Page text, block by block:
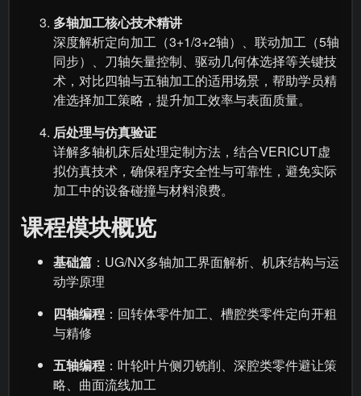
多轴加工核心技术精讲
深度解析定向加工（3+1/3+2轴）、联动加工（5轴
同步）、刀轴矢量控制、驱动几何体选择等关键技
术，对比四轴与五轴加工的适用场景，帮助学员精
准选择加工策略，提升加工效率与表面质量。
后处理与仿真验证
详解多轴机床后处理定制方法，结合VERICUT虚
拟仿真技术，确保程序安全性与可靠性，避免实际
加工中的设备碰撞与材料浪费。
课程模块概览
基础篇 ：UG/NX多轴加工界面解析、机床结构与运
动学原理
四轴编程 ：回转体零件加工、槽腔类零件定向开粗
与精修
五轴编程 ：叶轮叶片侧刃铣削、深腔类零件避让策
略、曲面流线加工